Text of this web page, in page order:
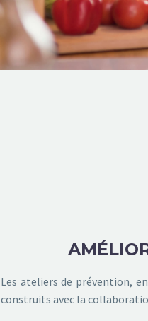
Les ateliers de prévention,
construits avec la